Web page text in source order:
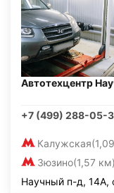
Автотехцентр
+7 (499) 288-05-
Калужская
Зюзино(1,57 км)
Научный п-д, 14А,